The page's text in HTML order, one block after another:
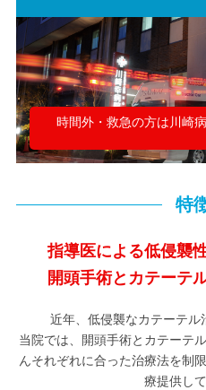
時間外・救急の方は川崎
特
指導医による低侵襲
開頭手術とカテーテ
近年、低侵襲なカテーテル
当院では、開頭手術とカテーテ
んそれぞれに合った治療法を制
療提供し